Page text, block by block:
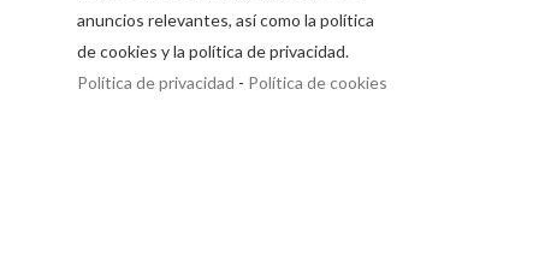
anuncios relevantes, así como la política
de cookies y la política de privacidad.
Política de privacidad - Política de cookies